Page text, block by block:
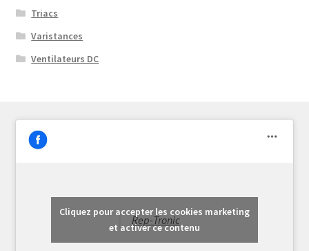
Triacs
Varistances
Ventilateurs DC
Rep-Tronic
Cliquez pour accepter les cookies marketing
et activer ce contenu